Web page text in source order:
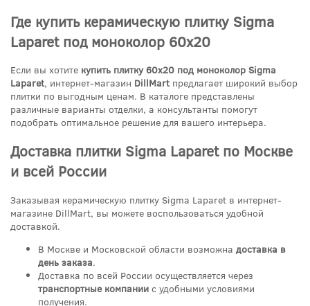
Где купить керамическую плитку Sigma
Laparet под моноколор 60x20
Если вы хотите купить плитку 60x20 под моноколор Sigma
Laparet, интернет-магазин DillMartпредлагает широкий выбор
плитки по выгодным ценам. В каталоге представлены
различные варианты отделки, а консультанты помогут
подобрать оптимальное решение для вашего интерьера.
Доставка плитки Sigma Laparet по Москве
и всей России
Заказывая керамическую плитку Sigma Laparet в интернет-
магазине DillMart, вы можете воспользоваться удобной
доставкой.
В Москве и Московской области возможна доставка в
день заказа.
Доставка по всей России осуществляется через
транспортные компании с удобными условиями
получения.